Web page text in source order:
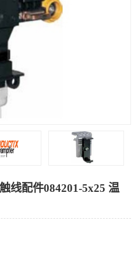
线配件084201-5x25 温
DAYTON
Cleveland 张力控制器